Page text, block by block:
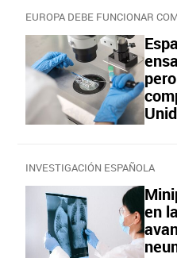
EUROPA DEBE FUNCIONAR
INVESTIGACIÓN ESPAÑOLA
en